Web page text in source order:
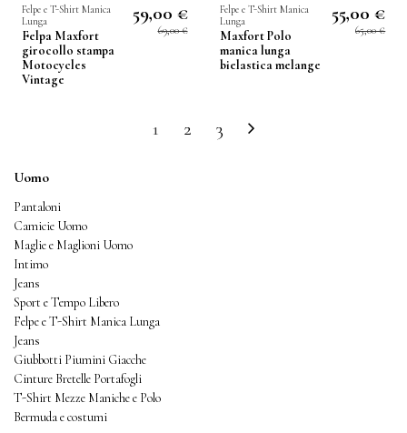
Felpe e T-Shirt Manica
Lunga
Felpa Maxfort
girocollo stampa
Motocycles
Vintage
59,00 €
69,00 €
Felpe e T-Shirt Manica
Lunga
Maxfort Polo
manica lunga
bielastica melange
55,00 €
65,00 €
1 2 3
Uomo
Pantaloni
Camicie Uomo
Maglie e Maglioni Uomo
Intimo
Jeans
Sport e Tempo Libero
Felpe e T-Shirt Manica Lunga
Jeans
Giubbotti Piumini Giacche
Cinture Bretelle Portafogli
T-Shirt Mezze Maniche e Polo
Bermuda e costumi